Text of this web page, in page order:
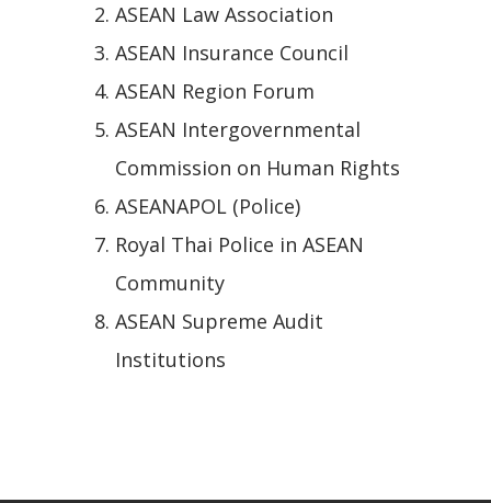
ASEAN Law Association
ASEAN Insurance Council
ASEAN Region Forum
ASEAN Intergovernmental
Commission on Human Rights
ASEANAPOL (Police)
Royal Thai Police in ASEAN
Community
ASEAN Supreme Audit
Institutions